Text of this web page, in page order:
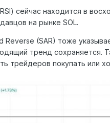
сейчас находится в
на рынке SOL.
(SAR) тоже
тренд сохраняется.
трейдеров покупать или